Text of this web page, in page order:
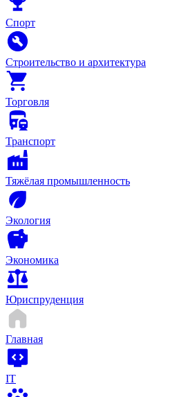
Спорт
Строительство и архитектура
Торговля
Транспорт
Тяжёлая промышленность
Экология
Экономика
Юриспруденция
Главная
IT